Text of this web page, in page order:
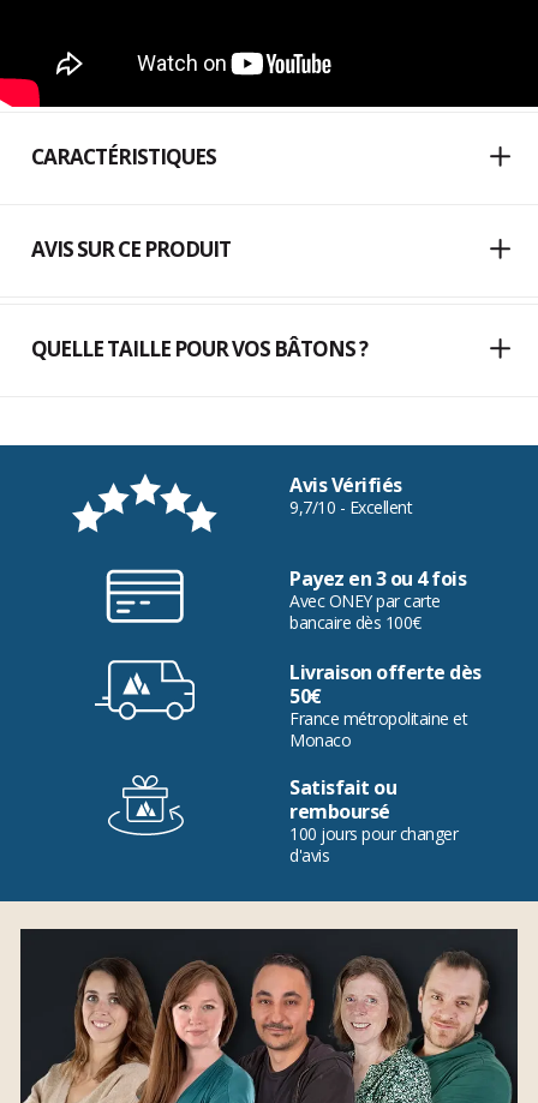
CARACTÉRISTIQUES
AVIS SUR CE PRODUIT
QUELLE TAILLE POUR VOS BÂTONS ?
Avis Vérifiés
9,7/10 - Excellent
Payez en 3 ou 4 fois
Avec ONEY par carte
bancaire dès 100€
Livraison offerte dès
50€
France métropolitaine et
Monaco
Satisfait ou
remboursé
100 jours pour changer
d'avis